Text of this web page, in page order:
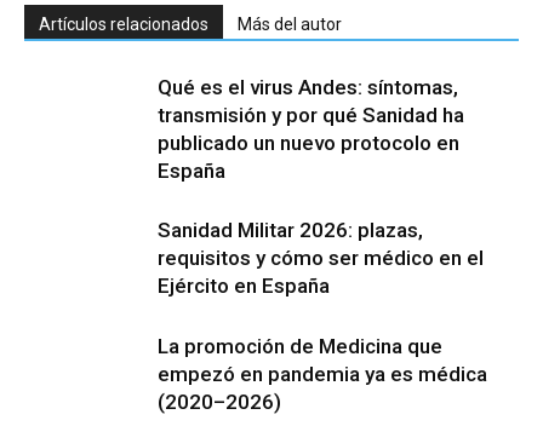
Artículos relacionados Más del autor
Qué es el virus Andes: síntomas,
transmisión y por qué Sanidad ha
publicado un nuevo protocolo en
España
Sanidad Militar 2026: plazas,
requisitos y cómo ser médico en el
Ejército en España
La promoción de Medicina que
empezó en pandemia ya es médica
(2020–2026)